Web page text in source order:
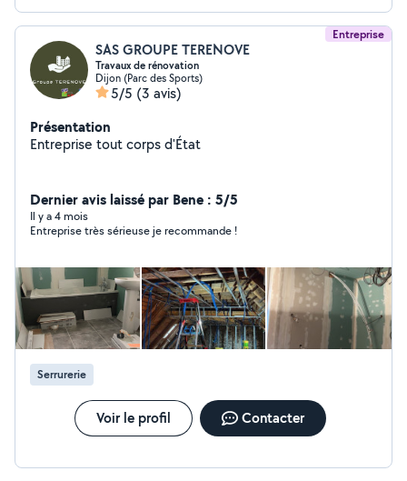
Entreprise
SAS GROUPE TERENOVE
Travaux de rénovation
Dijon (Parc des Sports)
5/5 (3 avis)
Présentation
Entreprise tout corps d'État
Dernier avis laissé par Bene : 5/5
Il y a 4 mois
Entreprise très sérieuse je recommande !
Serrurerie
Voir le profil Contacter